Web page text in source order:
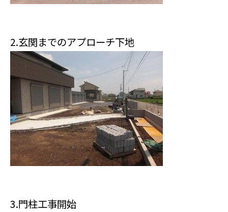
2.玄関までのアプローチ下地
3.門柱工事開始